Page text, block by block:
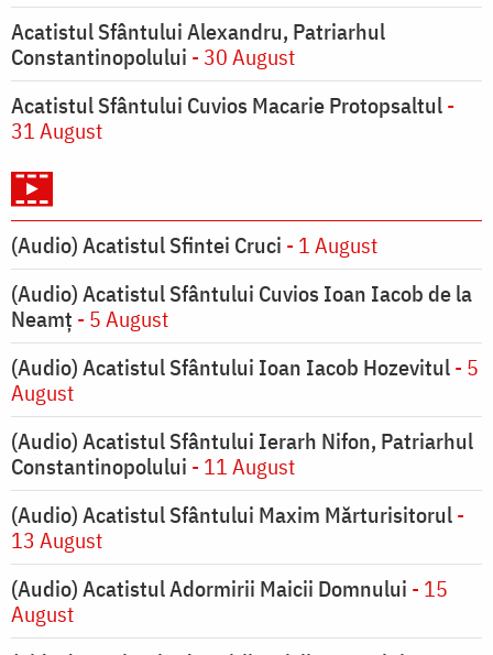
Acatistul Sfântului Alexandru, Patriarhul
Constantinopolului - 30 August
Acatistul Sfântului Cuvios Macarie Protopsaltul-
31 August
(Audio) Acatistul Sfintei Cruci - 1 August
(Audio) Acatistul Sfântului Cuvios Ioan Iacob de la
Neamț - 5 August
(Audio) Acatistul Sfântului Ioan Iacob Hozevitul- 5
August
(Audio) Acatistul Sfântului Ierarh Nifon, Patriarhul
Constantinopolului - 11 August
(Audio) Acatistul Sfântului Maxim Mărturisitorul-
13 August
(Audio) Acatistul Adormirii Maicii Domnului - 15
August